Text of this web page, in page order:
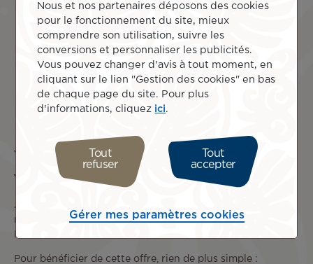
Voyagez l’esprit tranquille et arrivez la
veille de votre départ à Paris
Air Tahiti Nui est heureuse de vous faire profiter d’une
réduction exclusive de 15%sur votre réservation à l’
Mercure Paris CDG Airport & Convention
Pour bénéficier de cette offre, rien de plus simple :
Nous et nos partenaires déposons des cookies
pour le fonctionnement du site, mieux
comprendre son utilisation, suivre les
conversions et personnaliser les publicités.
Vous pouvez changer d'avis à tout moment, en
cliquant sur le lien "Gestion des cookies" en bas
de chaque page du site. Pour plus
d'informations, cliquez ici
Tout
refuser
Tout
accepter
Gérer mes paramètres cookies